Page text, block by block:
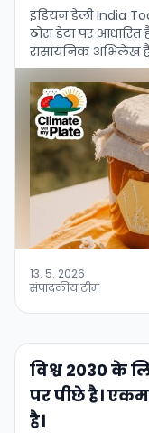
इंडियन डेली India
ठोस डेटा पर
रासायनिक अभिलेख
13. 5. 2026
संपादकीय टीम
विश्व 2030 के
पर पीछे है।
है।